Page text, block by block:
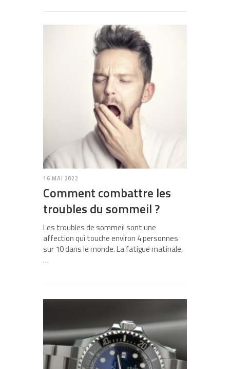
16 MAI 2022
Comment combattre les
troubles du sommeil ?
Les troubles de sommeil sont une
affection qui touche environ 4 personnes
sur 10 dans le monde. La fatigue matinale,
…